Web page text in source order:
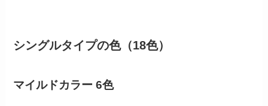
シングルタイプの色（18色）
マイルドカラー 6色